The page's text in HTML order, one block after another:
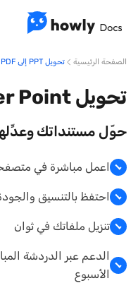
الصفحة الرئيسية تحويل PPT إلى PDF
تحويل Power Point إلى PDF
حوّل مستنداتك
اعمل مباشرة في
احتفظ بالتنسيق
تنزيل ملفاتك في ثوان
الدعم عبر الدردشة
الأسبوع